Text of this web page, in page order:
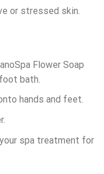
or stressed skin.
Flower Soap
bath.
hands and feet.
spa treatment for